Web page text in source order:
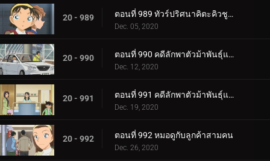
20 - 989 ตอนที่ 989 ทัวร์ปริศนาคิตะคิวชู (ภาคโมจิ)
Dec. 05, 2020
20 - 990 ตอนที่ 990 คดีลักพาตัวม้าพันธุ์แท้ (ตอนแรก)
Dec. 12, 2020
20 - 991 ตอนที่ 991 คดีลักพาตัวม้าพันธุ์แท้ (ตอนจบ)
Dec. 19, 2020
20 - 992 ตอนที่ 992 หมอดูกับลูกค้าสามคน
Dec. 26, 2020